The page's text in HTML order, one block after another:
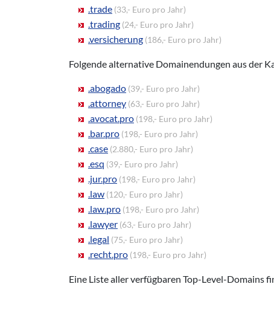
.trade (33,- Euro pro Jahr)
.trading (24,- Euro pro Jahr)
.versicherung (186,- Euro pro Jahr)
Folgende alternative Domainendungen aus der
.abogado (39,- Euro pro Jahr)
.attorney (63,- Euro pro Jahr)
.avocat.pro (198,- Euro pro Jahr)
.bar.pro (198,- Euro pro Jahr)
.case (2.880,- Euro pro Jahr)
.esq (39,- Euro pro Jahr)
.jur.pro (198,- Euro pro Jahr)
.law (120,- Euro pro Jahr)
.law.pro (198,- Euro pro Jahr)
.lawyer (63,- Euro pro Jahr)
.legal (75,- Euro pro Jahr)
.recht.pro (198,- Euro pro Jahr)
Eine Liste aller verfügbaren Top-Level-Domains